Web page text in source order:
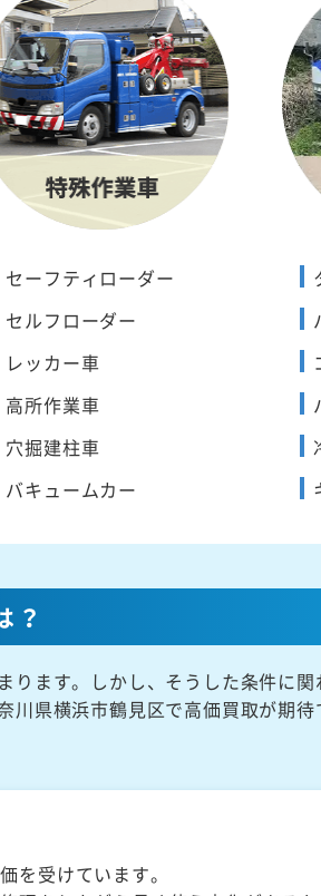
セーフティローダー
セルフローダー
レッカー車
高所作業車
穴掘建柱車
バキュームカー
？
ります。しかし、そうした条件に
県横浜市鶴見区で高価買取が期
を受けています。